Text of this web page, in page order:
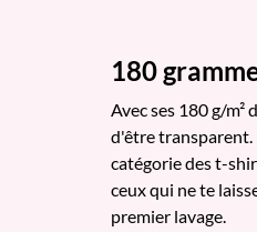
180
Avec ses 180 g/m²
d'être transparent.
catégorie des t-
ceux qui ne te
premier lavage.